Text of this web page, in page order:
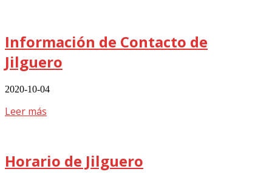
Información de Contacto de
Jilguero
2020-10-04
Leer más
Horario de Jilguero